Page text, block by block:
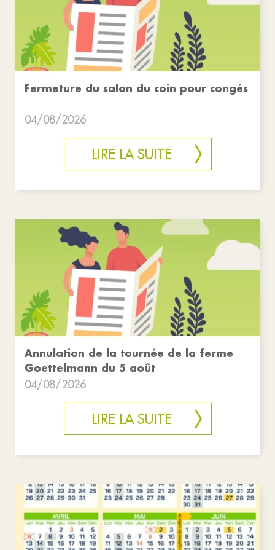
Fermeture du salon du coin pour congés
04/08/2026
LIRE LA SUITE
Annulation de la tournée de la ferme
Goettelmann du 5 août
04/08/2026
LIRE LA SUITE